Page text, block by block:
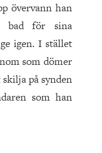
övervann han
bad för sina
igen. I stället
som dömer
på synden
som han